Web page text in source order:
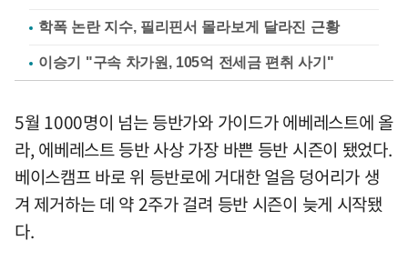
학폭 논란 지수, 필리핀서 몰라보게 달라진 근황
이승기 "구속 차가원, 105억 전세금 편취 사기"
5월 1000명이 넘는 등반가와 가이드가 에베레스트에 올
라, 에베레스트 등반 사상 가장 바쁜 등반 시즌이 됐었다.
베이스캠프 바로 위 등반로에 거대한 얼음 덩어리가 생
겨 제거하는 데 약 2주가 걸려 등반 시즌이 늦게 시작됐
다.